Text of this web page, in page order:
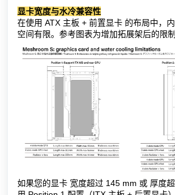
显卡宽度与水冷兼容性
在使用 ATX 主板 + 前置显卡 的布局中，
空间有限。参考图表为增加拓展架后的限制
如果您的显卡 宽度超过 145 mm 或 厚度